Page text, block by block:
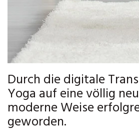
Durch die digitale
Yoga auf eine völlig
moderne Weise
geworden.